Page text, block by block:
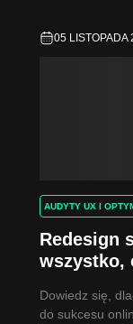
05 LISTOPADA
AUDYTY UX I
Redesign
wszystko,
Dowiedz się,
do sukcesu